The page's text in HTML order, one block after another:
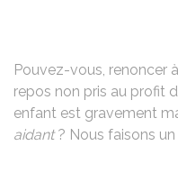
Pouvez-vous, renoncer
repos non pris au profit
enfant est gravement
aidant? Nous faisons